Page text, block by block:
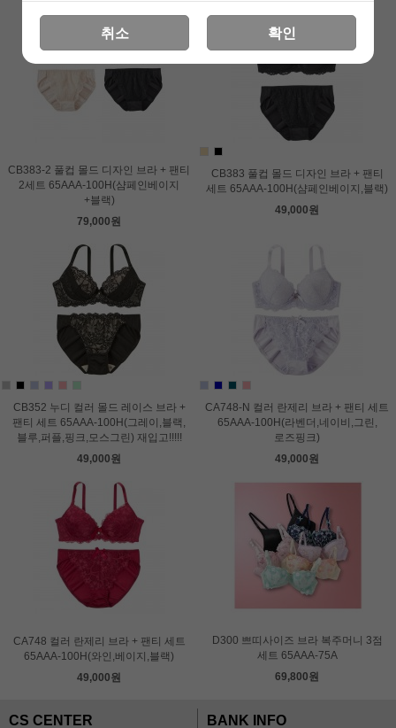
CB383-2 풀컵 몰드 디자인 브라 + 팬티
2세트 65AAA-100H(샴페인베이지
+블랙)
79,000원
CB383 풀컵 몰드 디자인 브라 + 팬티
세트 65AAA-100H(샴페인베이지,블랙)
49,000원
CB352 누디 컬러 몰드 레이스 브라 +
팬티 세트 65AAA-100H(그레이,블랙,
블루,퍼플,핑크,모스그린) 재입고!!!!!
49,000원
CA748-N 컬러 란제리 브라 + 팬티 세트
65AAA-100H(라벤더,네이비,그린,
로즈핑크)
49,000원
CA748 컬러 란제리 브라 + 팬티 세트
65AAA-100H(와인,베이지,블랙)
49,000원
D300 쁘띠사이즈 브라 복주머니 3점
세트 65AAA-75A
69,800원
CS CENTER BANK INFO
취소 확인